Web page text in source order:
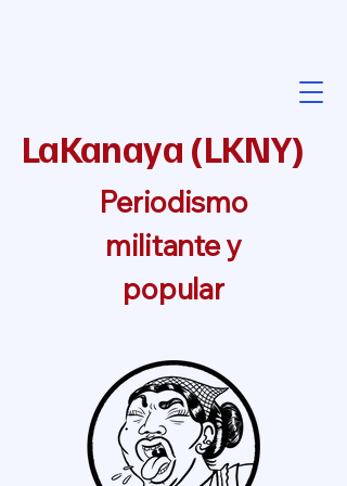
LaKanaya (LKNY)
Periodismo
militante y
popular